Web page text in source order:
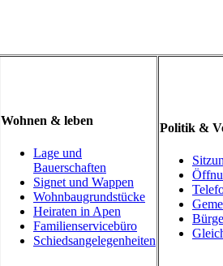
Wohnen & leben
Lage und
Bauerschaften
Signet und Wappen
Wohnbaugrundstücke
Heiraten in Apen
Familienservicebüro
Schiedsangelegenheiten
Politik &